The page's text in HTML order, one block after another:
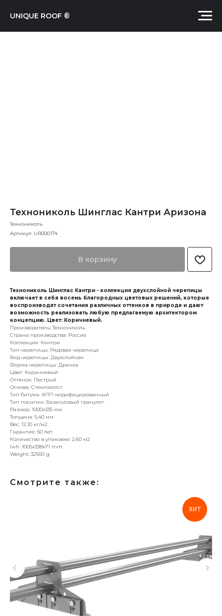
UNIQUE ROOF ®
Технониколь Шинглас Кантри Аризона
Технониколь
Артикул: UR000174
В корзину
Технониколь Шинглас Кантри - коллекция двухслойной черепицы
включает в себя восемь благородных цветовых решений, которые
воспроизводят сочетания различных оттенков в природе и дают
возможность реализовать любую предлагаемую архитектором
концепцию. Цвет: Коричневый.
Производитель: Технониколь
Страна производства: Россия
Коллекция: Кантри
Тип черепицы: Рядовая черепица
Вид черепицы: Двухслойная
Форма черепицы: Дранка
Цвет: Коричневый
Оттенок: Пестрый
Основа: Стеклохолст
Тип битума: АПП-модифицированный
Тип посыпки: Базальтовый гранулят
Размер: 1000x335 мм.
Толщина: 5,40 мм.
Вес: 12,10 кг/м2
Гарантия: 50 лет
Количество в упаковке: 2,60 м2
lwh: 1005x338x71 mm
Weight: 32500 g
Смотрите также:
ХИТ